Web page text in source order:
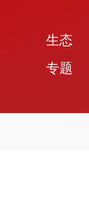
生态
专题